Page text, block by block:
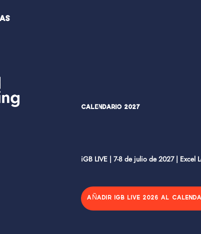
Calendario 2027
iGB LIVE | 7-8 de julio de 2027 | Excel
AÑADIR IGB LIVE 2026 AL